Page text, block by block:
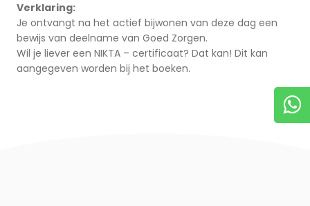
Verklaring:
Je ontvangt na het actief bijwonen van deze dag een
bewijs van deelname van Goed Zorgen.
Wil je liever een NIKTA – certificaat? Dat kan! Dit kan
aangegeven worden bij het boeken.